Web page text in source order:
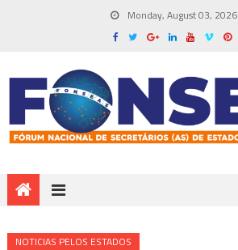
Monday, August 03, 2026
NOTICIAS PELOS ESTADOS